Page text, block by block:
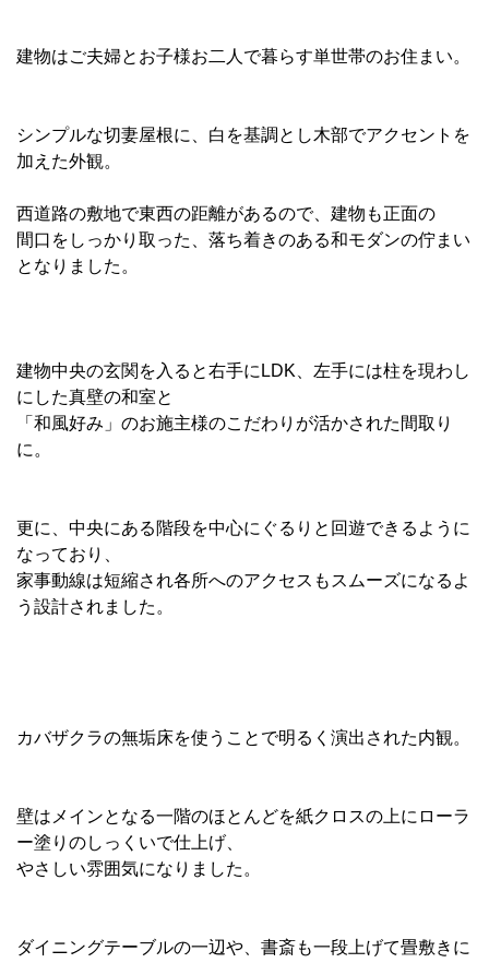
建物はご夫婦とお子様お二人で暮らす単世帯のお住まい。
シンプルな切妻屋根に、白を基調とし木部でアクセントを
加えた外観。
西道路の敷地で東西の距離があるので、建物も正面の
間口をしっかり取った、落ち着きのある和モダンの佇まい
となりました。
建物中央の玄関を入ると右手にLDK、左手には柱を現わし
にした真壁の和室と
「和風好み」のお施主様のこだわりが活かされた間取り
に。
更に、中央にある階段を中心にぐるりと回遊できるように
なっており、
家事動線は短縮され各所へのアクセスもスムーズになるよ
う設計されました。
カバザクラの無垢床を使うことで明るく演出された内観。
壁はメインとなる一階のほとんどを紙クロスの上にローラ
ー塗りのしっくいで仕上げ、
やさしい雰囲気になりました。
ダイニングテーブルの一辺や、書斎も一段上げて畳敷きに